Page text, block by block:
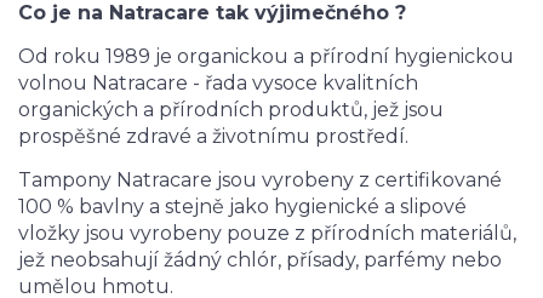
Co je na Natracare tak výjimečného ?
Od roku 1989 je organickou a přírodní hygienickou
volnou Natracare - řada vysoce kvalitních
organických a přírodních produktů, jež jsou
prospěšné zdravé a životnímu prostředí.
Tampony Natracare jsou vyrobeny z certifikované
100 % bavlny a stejně jako hygienické a slipové
vložky jsou vyrobeny pouze z přírodních materiálů,
jež neobsahují žádný chlór, přísady, parfémy nebo
umělou hmotu.